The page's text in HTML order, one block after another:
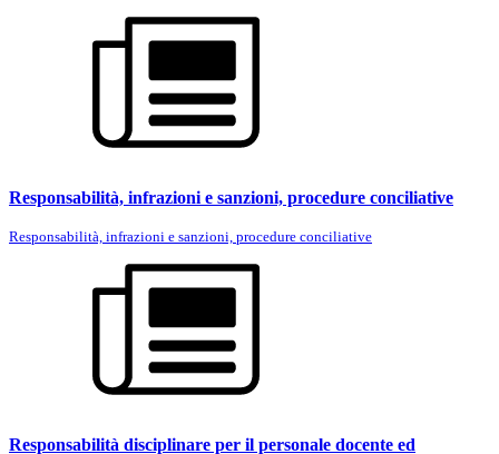
Responsabilità, infrazioni e sanzioni, procedure conciliative
Responsabilità, infrazioni e sanzioni, procedure conciliative
Responsabilità disciplinare per il personale docente ed